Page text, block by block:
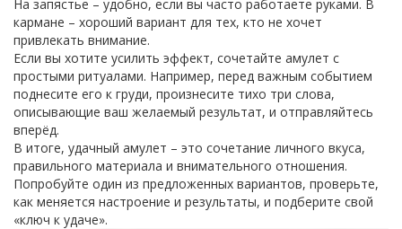
На запястье – удобно, если вы часто работаете руками. В
кармане – хороший вариант для тех, кто не хочет
привлекать внимание.
Если вы хотите усилить эффект, сочетайте амулет с
простыми ритуалами. Например, перед важным событием
поднесите его к груди, произнесите тихо три слова,
описывающие ваш желаемый результат, и отправляйтесь
вперёд.
В итоге, удачный амулет – это сочетание личного вкуса,
правильного материала и внимательного отношения.
Попробуйте один из предложенных вариантов, проверьте,
как меняется настроение и результаты, и подберите свой
«ключ к удаче».